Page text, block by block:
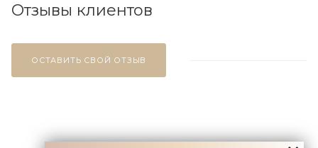
Отзывы клиентов
ОСТАВИТЬ СВОЙ ОТЗЫВ